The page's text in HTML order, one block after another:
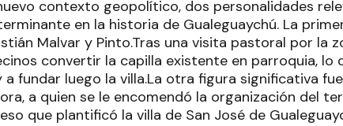
contexto geopolítico, dos personalidades
en la historia de Gualeguaychú. La
Malvar y Pinto.Tras una visita pastoral por la
convertir la capilla existente en parroquia, lo
fundar luego la villa.La otra figura significativa
a quien se le encomendó la organización del
que plantificó la villa de San José de